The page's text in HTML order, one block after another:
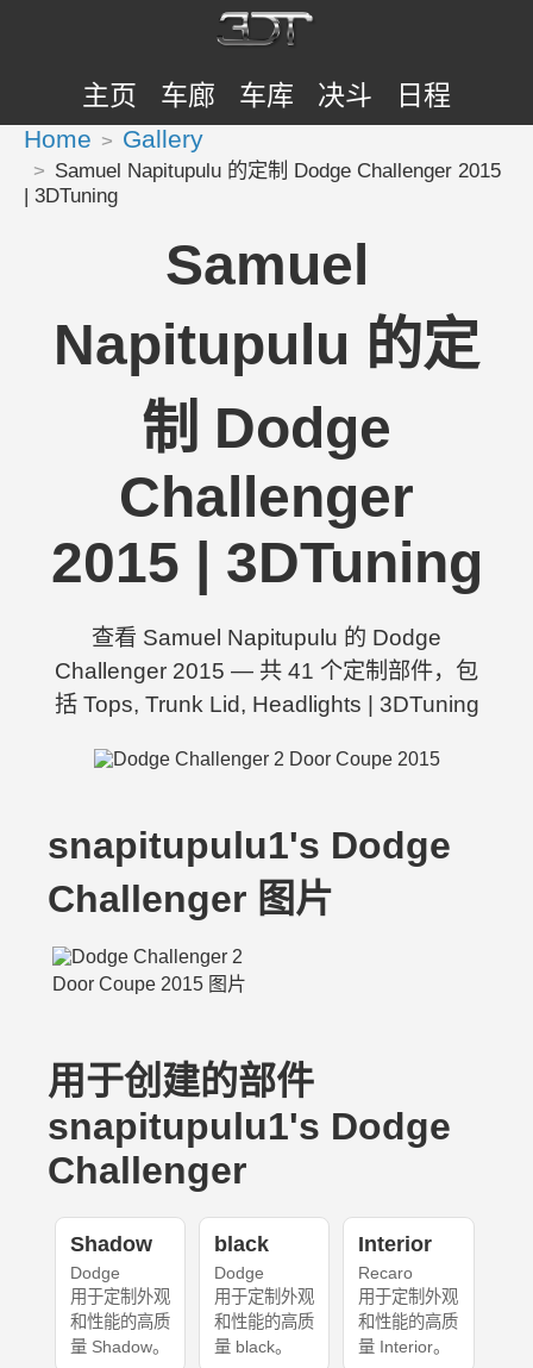
主页 车廊 车库 决斗 日程
Home Gallery
Samuel Napitupulu 的定制 Dodge Challenger 2015
| 3DTuning
Samuel
Napitupulu 的定
制 Dodge
Challenger
2015 | 3DTuning
查看 Samuel Napitupulu 的 Dodge
Challenger 2015 — 共 41 个定制部件，包
括 Tops, Trunk Lid, Headlights | 3DTuning
snapitupulu1's Dodge
Challenger 图片
用于创建的部件
snapitupulu1's Dodge
Challenger
Shadow
Dodge
用于定制外观
和性能的高质
量 Shadow。
black
Dodge
用于定制外观
和性能的高质
量 black。
Interior
Recaro
用于定制外观
和性能的高质
量 Interior。